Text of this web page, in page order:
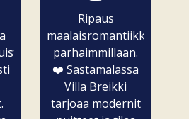
Ripaus
maalaisromantiikkaa
parhaimmillaan.
❤️ Sastamalassa
Villa Breikki
tarjoaa modernit